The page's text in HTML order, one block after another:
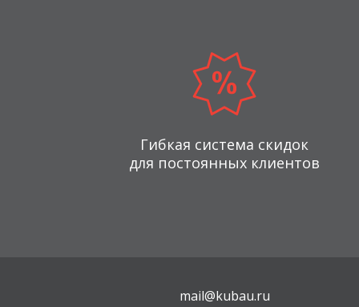
Гибкая система скидок
для постоянных клиентов
mail@kubau.ru